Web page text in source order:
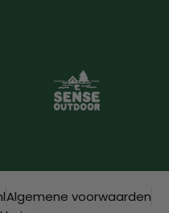
Algemene voorwaarden